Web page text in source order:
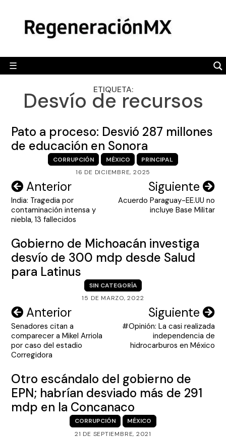
content
☰
POLÍTICA
CAMALEÓN
OPINIÓN
ENGLISH SECTION
VIDEOS
ETIQUETA:
Desvío de recursos
Pato a proceso: Desvió 287 millones
de educación en Sonora
CORRUPCIÓN MÉXICO
PRINCIPAL
16 DE DICIEMBRE, 2025
Navegación
de
entradas
Anterior
India: Tragedia por
contaminación intensa y
niebla, 13 fallecidos
Siguiente
Acuerdo Paraguay-EE.UU no
incluye Base Militar
Gobierno de Michoacán investiga
desvío de 300 mdp desde Salud
para Latinus
SIN CATEGORÍA
15 DE MARZO, 2022
Navegación
de
entradas
Anterior
Senadores citan a
comparecer a Mikel Arriola
por caso del estadio
Corregidora
Siguiente
#Opinión: La casi realizada
independencia de
hidrocarburos en México
Otro escándalo del gobierno de
EPN; habrían desviado más de 291
mdp en la Concanaco
CORRUPCIÓN
MÉXICO
21 DE SEPTIEMBRE, 2021